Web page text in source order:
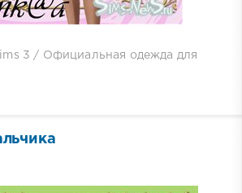
3 / Официальная одежда для